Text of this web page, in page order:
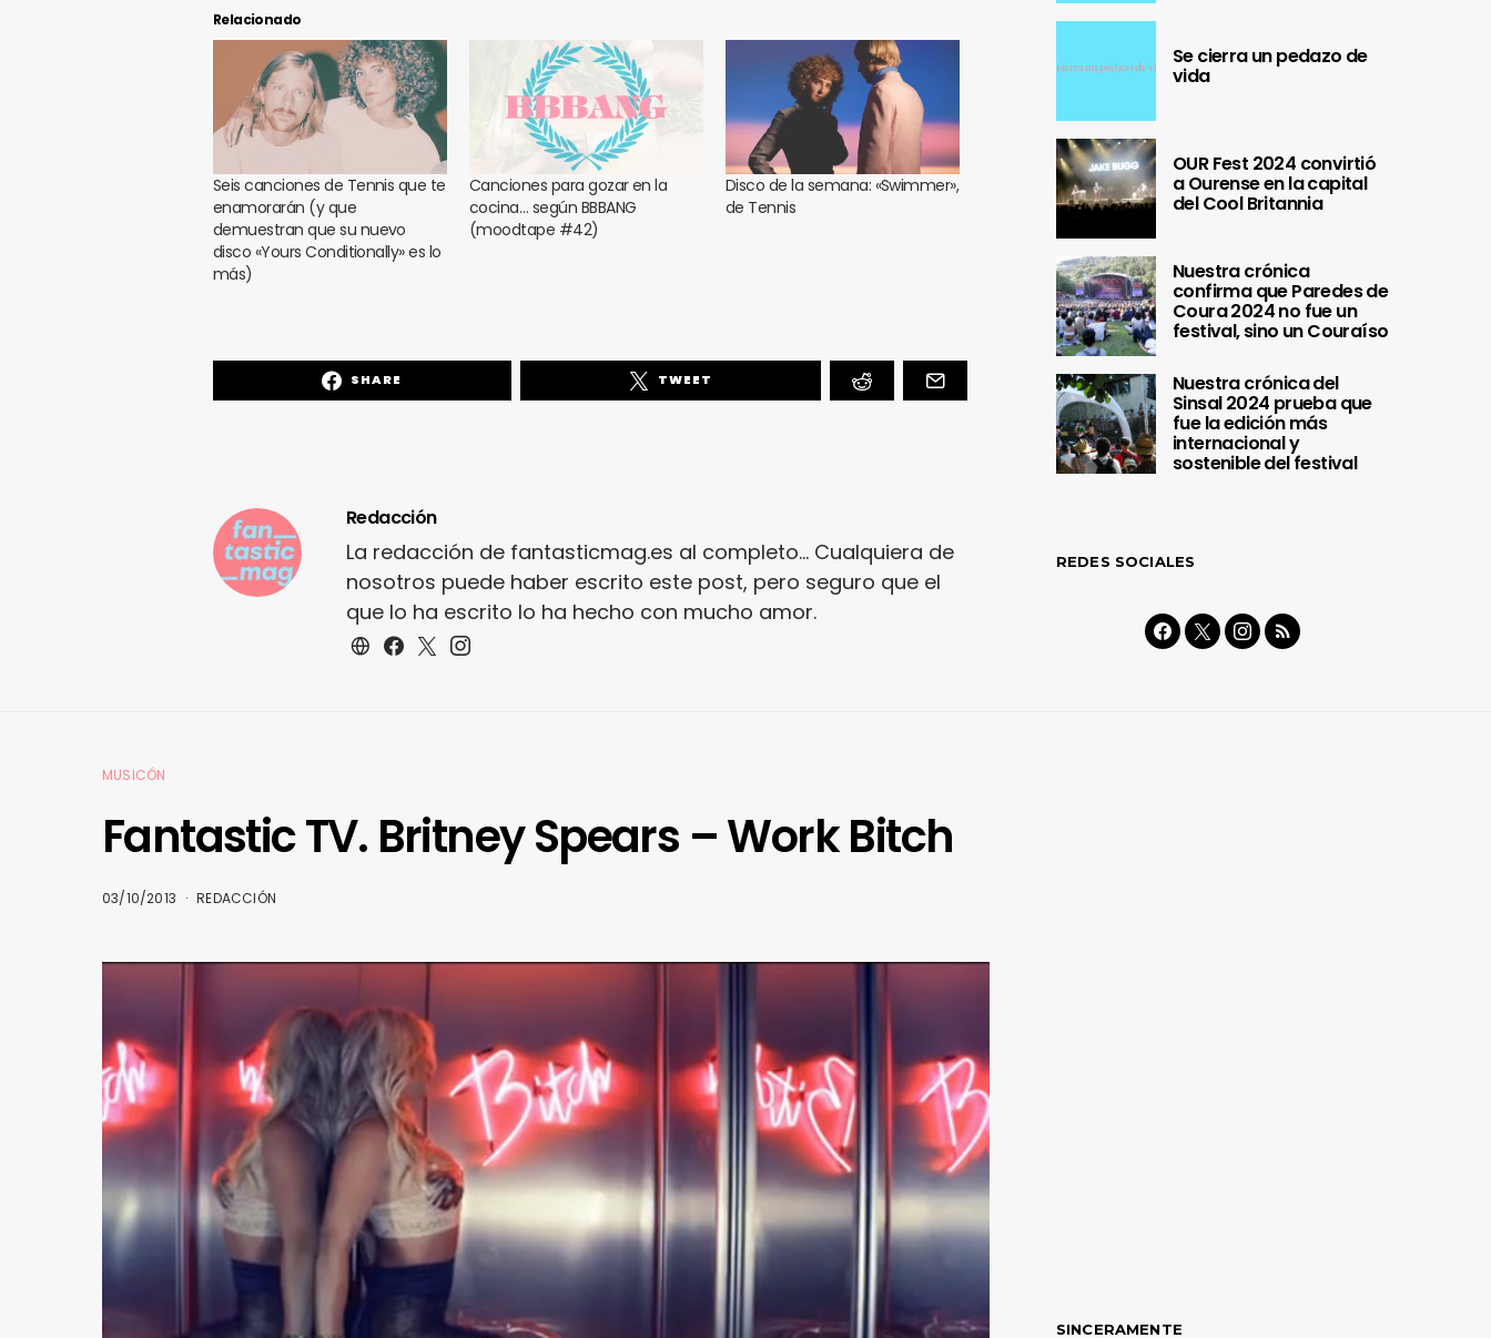
Relacionado
Seis canciones de Tennis que te
enamorarán (y que
demuestran que su nuevo
disco «Yours Conditionally» es lo
más)
Canciones para gozar en la
cocina… según BBBANG
(moodtape #42)
Disco de la semana: «Swimmer»,
de Tennis
SHARE TWEET
Redacción
La redacción de fantasticmag.es al completo... Cualquiera de
nosotros puede haber escrito este post, pero seguro que el
que lo ha escrito lo ha hecho con mucho amor.
Se cierra un pedazo de
vida
OUR Fest 2024 convirtió
a Ourense en la capital
del Cool Britannia
Nuestra crónica
confirma que Paredes de
Coura 2024 no fue un
festival, sino un Couraíso
Nuestra crónica del
Sinsal 2024 prueba que
fue la edición más
internacional y
sostenible del festival
REDES SOCIALES
MUSICÓN
Fantastic TV. Britney Spears – Work Bitch
03/10/2013 REDACCIÓN
SINCERAMENTE